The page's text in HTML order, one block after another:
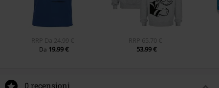
RRP Da 24,99 €
Da 19,99 €
RRP 65,70 €
53,99 €
0 recensioni